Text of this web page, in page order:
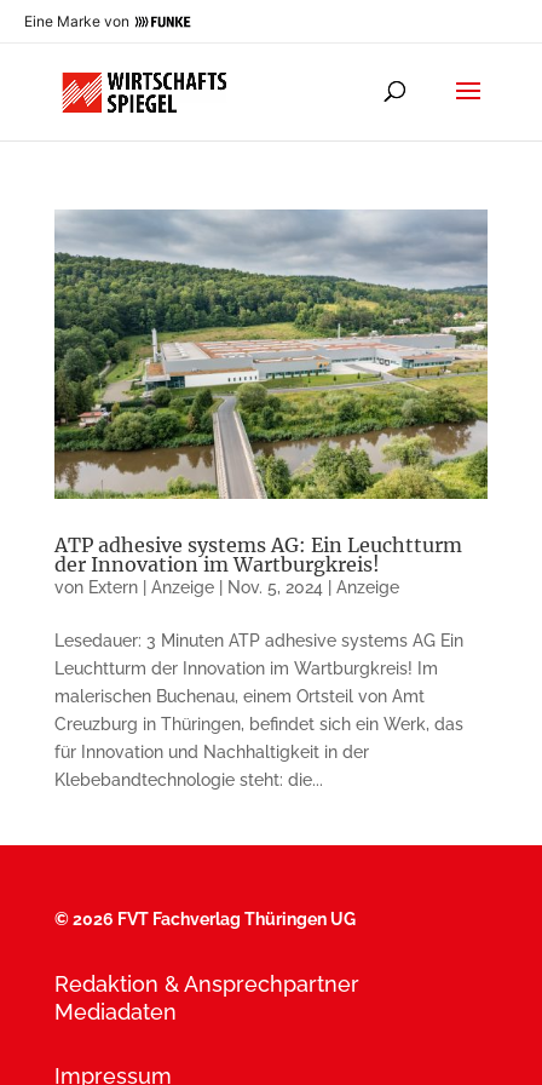
Eine Marke von
ATP adhesive systems AG: Ein Leuchtturm
der Innovation im Wartburgkreis!
von Extern | Anzeige| Nov. 5, 2024 Anzeige
Lesedauer: 3 Minuten ATP adhesive systems AG Ein
Leuchtturm der Innovation im Wartburgkreis! Im
malerischen Buchenau, einem Ortsteil von Amt
Creuzburg in Thüringen, befindet sich ein Werk, das
für Innovation und Nachhaltigkeit in der
Klebebandtechnologie steht: die...
©2026 FVT Fachverlag Thüringen UG
Redaktion & Ansprechpartner
Mediadaten
Impressum